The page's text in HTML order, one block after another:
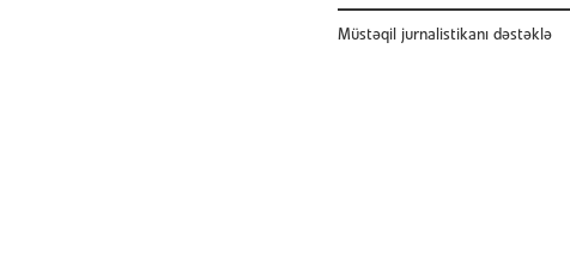
Müstəqil jurnalistikanı dəstəklə